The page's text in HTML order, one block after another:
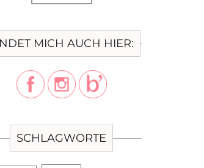
MICH AUCH HIER:
SCHLAGWORTE